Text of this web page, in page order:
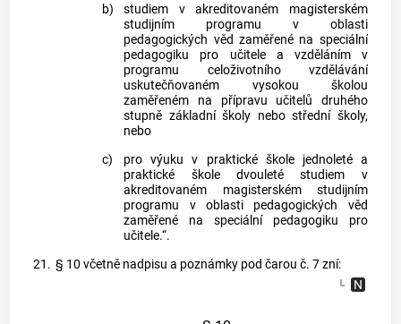
b)
studiem v akreditovaném magisterském
studijním programu v oblasti
pedagogických věd zaměřené na speciální
pedagogiku pro učitele a vzděláním v
programu celoživotního vzdělávání
uskutečňovaném vysokou školou
zaměřeném na přípravu učitelů druhého
stupně základní školy nebo střední školy,
nebo
c)
pro výuku v praktické škole jednoleté a
praktické škole dvouleté studiem v
akreditovaném magisterském studijním
programu v oblasti pedagogických věd
zaměřené na speciální pedagogiku pro
učitele.“.
21. § 10 včetně nadpisu a poznámky pod čarou č. 7 zní: